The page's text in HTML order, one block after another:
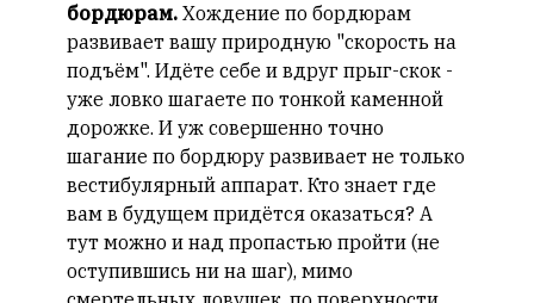
большим
трудом,
душой.
Редакция
лезет
авторские
бордюрам. Хождение по бордюрам
развивает вашу природную "скорость на
подъём". Идёте себе и вдруг прыг-скок -
уже ловко шагаете по тонкой каменной
дорожке. И уж совершенно точно
шагание по бордюру развивает не только
вестибулярный аппарат. Кто знает где
вам в будущем придётся оказаться? А
тут можно и над пропастью пройти (не
оступившись ни на шаг), мимо